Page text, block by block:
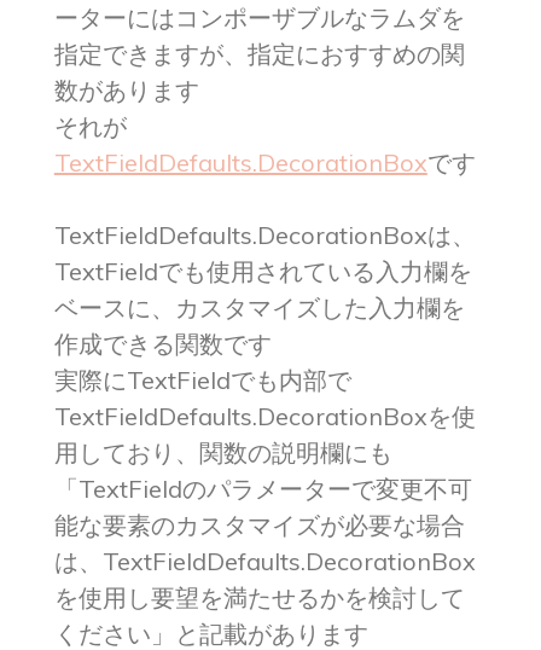
ーターにはコンポーザブルなラムダを
指定できますが、指定におすすめの関
数があります
それが
TextFieldDefaults.DecorationBoxです
TextFieldDefaults.DecorationBoxは、
TextFieldでも使用されている入力欄を
ベースに、カスタマイズした入力欄を
作成できる関数です
実際にTextFieldでも内部で
TextFieldDefaults.DecorationBoxを使
用しており、関数の説明欄にも
「TextFieldのパラメーターで変更不可
能な要素のカスタマイズが必要な場合
は、TextFieldDefaults.DecorationBox
を使用し要望を満たせるかを検討して
ください」と記載があります